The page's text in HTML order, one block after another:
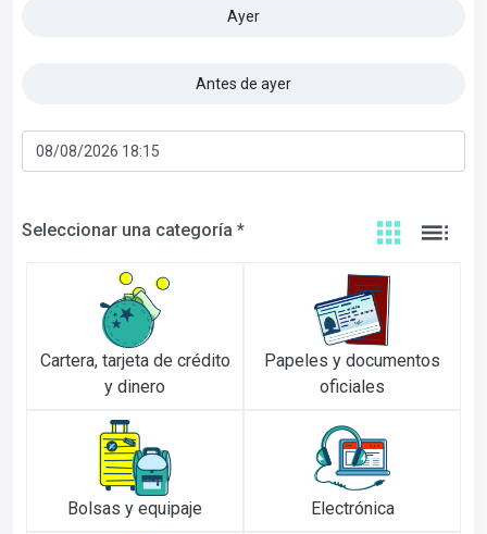
Ayer
Antes de ayer
Seleccionar una categoría *
Cartera, tarjeta de crédito
y dinero
Papeles y documentos
oficiales
Bolsas y equipaje Electrónica